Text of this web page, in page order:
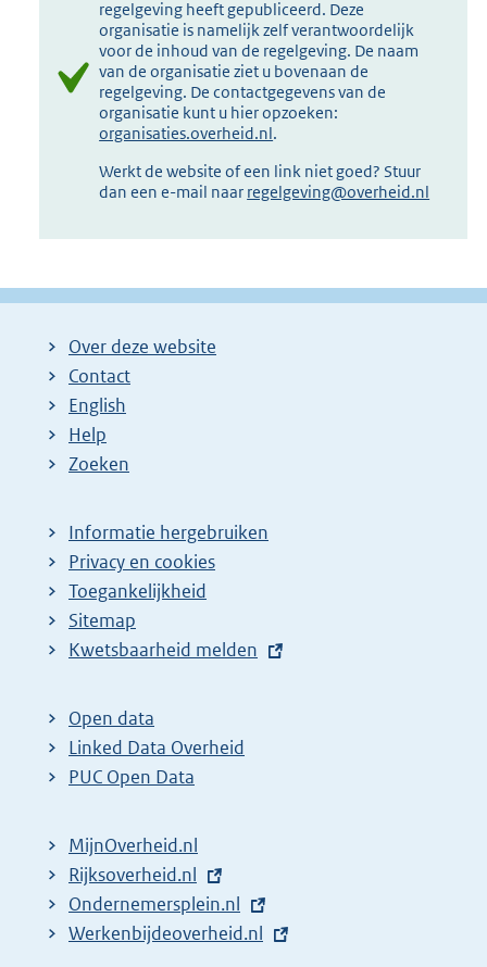
regelgeving heeft gepubliceerd. Deze
organisatie is namelijk zelf verantwoordelijk
voor de inhoud van de regelgeving. De naam
van de organisatie ziet u bovenaan de
regelgeving. De contactgegevens van de
organisatie kunt u hier opzoeken:
organisaties.overheid.nl.
Werkt de website of een link niet goed? Stuur
dan een e-mail naar regelgeving@overheid.nl
Over deze website
Contact
English
Help
Zoeken
Informatie hergebruiken
Privacy en cookies
Toegankelijkheid
Sitemap
E
t
e
r
l
i
n
k
Kwetsbaarheid melden
Open data
Linked Data Overheid
PUC Open Data
MijnOverheid.nl
E
x
t
Rijksoverheid.nl
E
x
Ondernemersplein.nl
E
Werkenbijdeoverheid.nl